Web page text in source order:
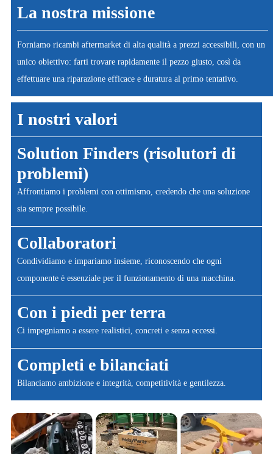
La nostra missione
Forniamo ricambi aftermarket di alta qualità a prezzi accessibili, con un
unico obiettivo: farti trovare rapidamente il pezzo giusto, così da
effettuare una riparazione efficace e duratura al primo tentativo.
I nostri valori
Solution Finders (risolutori di
problemi)
Affrontiamo i problemi con ottimismo, credendo che una soluzione
sia sempre possibile.
Collaboratori
Condividiamo e impariamo insieme, riconoscendo che ogni
componente è essenziale per il funzionamento di una macchina.
Con i piedi per terra
Ci impegniamo a essere realistici, concreti e senza eccessi.
Completi e bilanciati
Bilanciamo ambizione e integrità, competitività e gentilezza.